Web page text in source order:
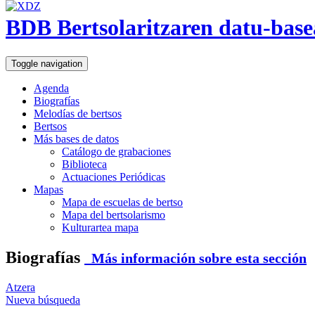
BDB Bertsolaritzaren datu-
Toggle navigation
Agenda
Biografías
Melodías de bertsos
Bertsos
Más bases de datos
Catálogo de grabaciones
Biblioteca
Actuaciones Periódicas
Mapas
Mapa de escuelas de bertso
Mapa del bertsolarismo
Kulturartea mapa
Biografías Más información sobre esta sección
Atzera
Nueva búsqueda